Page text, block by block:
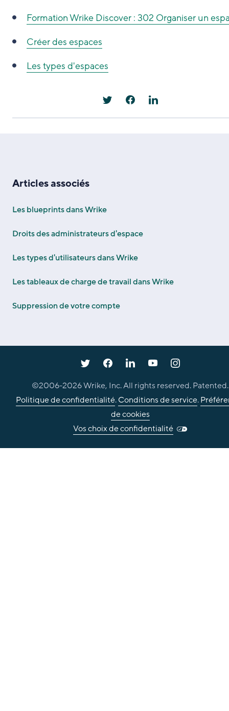
Formation Wrike Discover : 302 Organiser un
Créer des espaces
Les types d'espaces
Articles associés
Les blueprints dans Wrike
Droits des administrateurs d'espace
Les types d'utilisateurs dans Wrike
Les tableaux de charge de travail dans Wrike
Suppression de votre compte
©2006-2026Wrike, Inc. All rights reserved. Patented.
Politique de confidentialité.Conditions de service.
de cookies
Vos choix de confidentialité